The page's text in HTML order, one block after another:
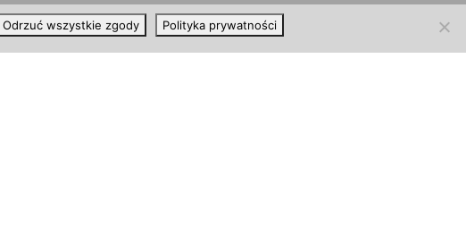
Odrzuć wszystkie zgody Polityka prywatności